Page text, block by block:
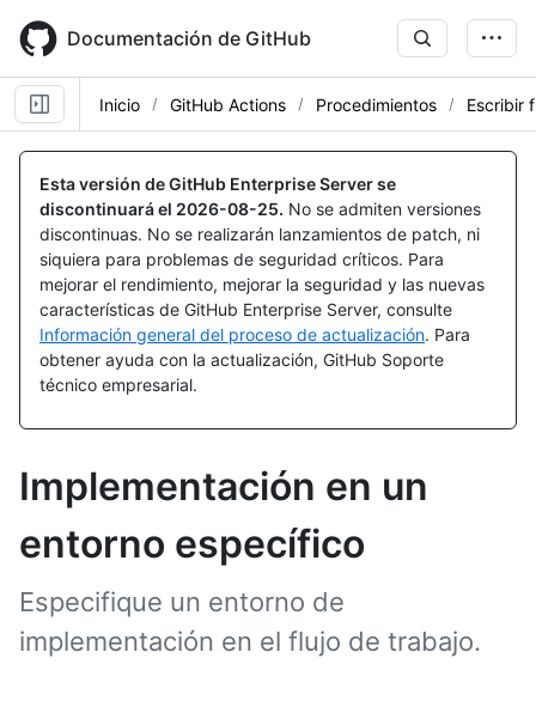
main
content
Documentación de GitHub
Inicio GitHub Actions Procedimientos Escribir
Esta versión de GitHub Enterprise Server se
discontinuará el 2026-08-25. No se admiten versiones
discontinuas. No se realizarán lanzamientos de patch, ni
siquiera para problemas de seguridad críticos. Para
mejorar el rendimiento, mejorar la seguridad y las nuevas
características de GitHub Enterprise Server, consulte
Información general del proceso de actualización. Para
obtener ayuda con la actualización, GitHub Soporte
técnico empresarial.
Implementación en un
entorno específico
Especifique un entorno de
implementación en el flujo de trabajo.